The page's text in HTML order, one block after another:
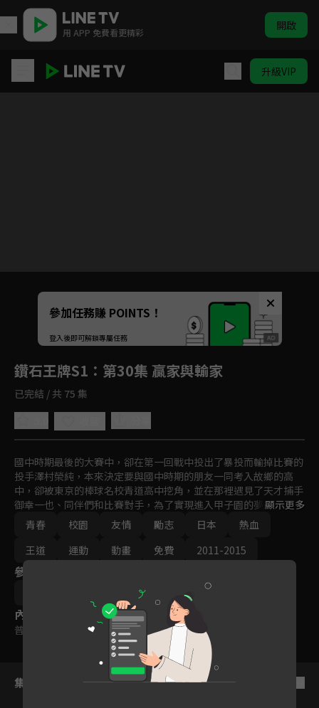
用 APP 免費看更精彩 開啟
升級VIP
Unmute
如有不便請見諒
參加任務賺 POINTS！
登入後即可解鎖專屬任務
鑽石王牌S1 ：第30集 贏家與輸家
已完結 / 共 75 集
國中時期最後的大賽中，卻在第一回戰中投出了暴投而輸掉比賽的
投手澤村榮純，本來決定要與國中時期的朋友一同考入故鄉的高
中，卻被東京的棒球名校青道高中挖角，並在那裡遇見了天才捕手
御幸一也、同伴們和比賽對手，為了實現進入甲子園的夢想澤村榮
純下定決心加強鍛鍊，努力達到自己的目標。
顯示更多
青春
校園 友情 勵志 日本
熱血
王道
運動 動畫 免費 2011-2015
參與演員
內容標籤
普遍級
集數列表